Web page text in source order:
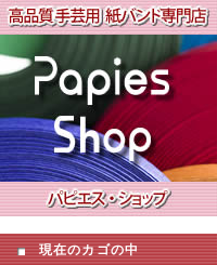
現在のカゴの中